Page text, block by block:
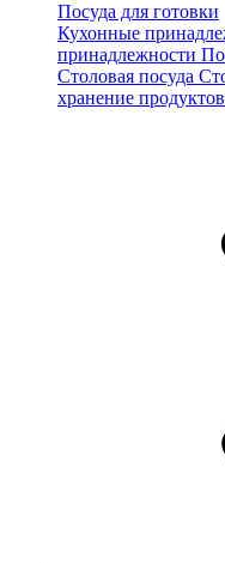
Посуда для готовки
Кухонные
принадлежности
Столовая посуда
хранение продуктов